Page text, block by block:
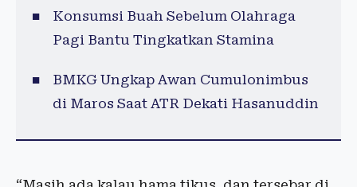
Konsumsi Buah Sebelum Olahraga
Pagi Bantu Tingkatkan Stamina
BMKG Ungkap Awan Cumulonimbus
di Maros Saat ATR Dekati Hasanuddin